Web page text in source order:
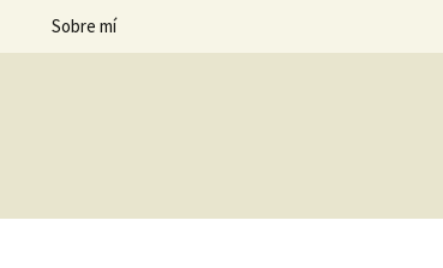
Sobre mí